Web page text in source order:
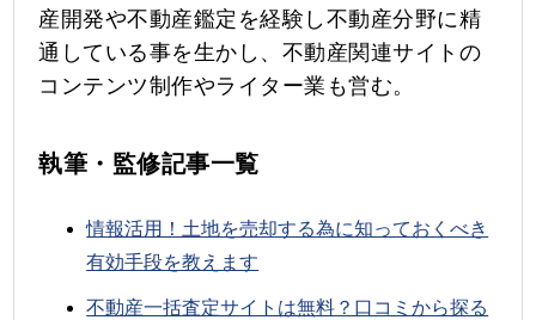
産開発や不動産鑑定を経験し不動産分野に精
通している事を生かし、不動産関連サイトの
コンテンツ制作やライター業も営む。
執筆・監修記事一覧
情報活用！土地を売却する為に知っておくべき
有効手段を教えます
不動産一括査定サイトは無料？口コミから探る